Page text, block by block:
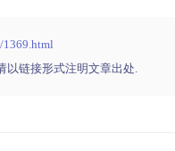
1369.html
以链接形式注明文章出处.